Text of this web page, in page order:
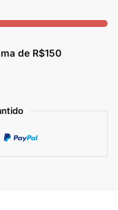
de R$150